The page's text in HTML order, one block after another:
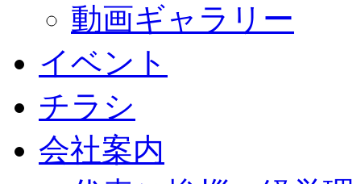
動画ギャラリー
イベント
チラシ
会社案内